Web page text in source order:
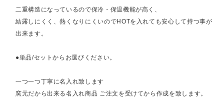
二重構造になっているので保冷・保温機能が高く、
結露しにくく、熱くなりにくいのでHOTを入れても安心して持つ事が
出来ます。
●単品/セットからお選びください。
一つ一つ丁寧に名入れ致します
窯元だから出来る名入れ商品 ご注文を受けてから作成を致します。